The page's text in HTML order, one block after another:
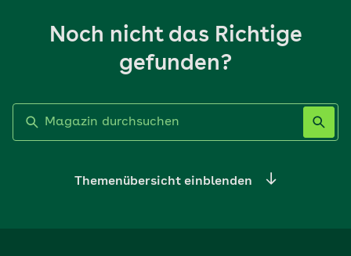
Noch nicht das Richtige
gefunden?
Themenübersicht einblenden